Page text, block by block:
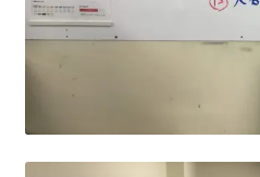
プライバシーポリシー